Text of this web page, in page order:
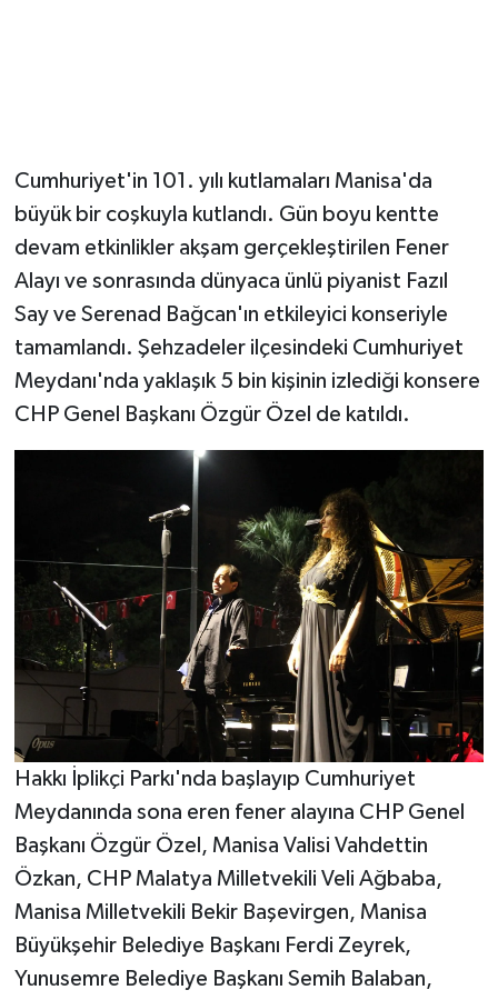
Cumhuriyet'in 101. yılı kutlamaları Manisa'da
büyük bir coşkuyla kutlandı. Gün boyu kentte
devam etkinlikler akşam gerçekleştirilen Fener
Alayı ve sonrasında dünyaca ünlü piyanist Fazıl
Say ve Serenad Bağcan'ın etkileyici konseriyle
tamamlandı. Şehzadeler ilçesindeki Cumhuriyet
Meydanı'nda yaklaşık 5 bin kişinin izlediği konsere
CHP Genel Başkanı Özgür Özel de katıldı.
Hakkı İplikçi Parkı'nda başlayıp Cumhuriyet
Meydanında sona eren fener alayına CHP Genel
Başkanı Özgür Özel, Manisa Valisi Vahdettin
Özkan, CHP Malatya Milletvekili Veli Ağbaba,
Manisa Milletvekili Bekir Başevirgen, Manisa
Büyükşehir Belediye Başkanı Ferdi Zeyrek,
Yunusemre Belediye Başkanı Semih Balaban,